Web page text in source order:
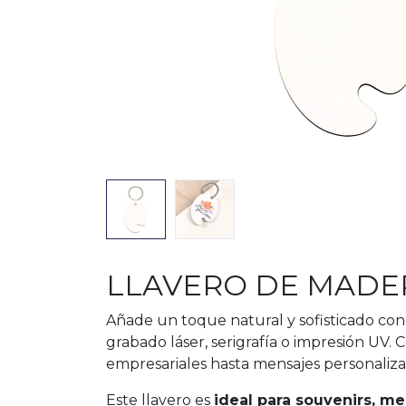
LLAVERO DE
Añade un toque natural y sofisticado con
grabado láser, serigrafía o impresión UV.
empresariales hasta mensajes
Este llavero es ideal para souvenirs,